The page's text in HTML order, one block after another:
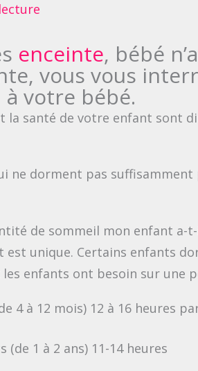
enceinte, bébé
vous vous
votre bébé.
la santé de votre enfant sont
ne dorment pas
de sommeil mon enfant a-
est unique. Certains enfants
enfants ont besoin sur une
4 à 12 mois) 12 à 16 heures
1 à 2 ans) 11-14 heures